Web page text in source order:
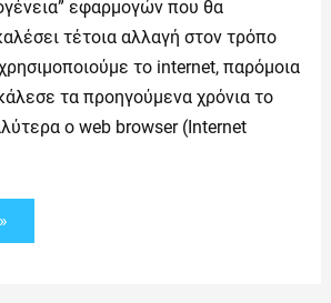
εφαρμογών που θα
τέτοια αλλαγή στον τρόπο
το internet, παρόμοια
τα προηγούμενα χρόνια το
ο web browser (Internet